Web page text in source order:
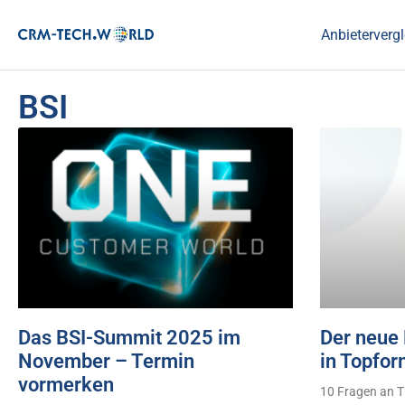
BSI
Das BSI-Summit 2025 im
November – Termin
vormerken
Der
in
10 Fragen an